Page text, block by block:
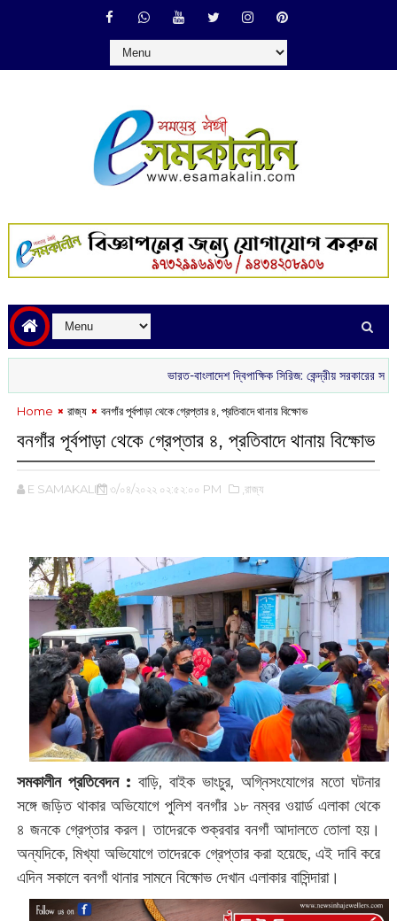
ভারত-বাংলাদেশ দ্বিপাক্ষিক সিরিজ: কেন্দ্রীয় সরকারের সবুজ
Home রাজ্য বনগাঁর পূর্বপাড়া থেকে গ্রেপ্তার ৪, প্রতিবাদে থানায় বিক্ষোভ
বনগাঁর পূর্বপাড়া থেকে গ্রেপ্তার ৪, প্রতিবাদে থানায় বিক্ষোভ
E SAMAKALIN ৩/০৪/২০২২ ০২:৫২:০০ PM ,রাজ্য
সমকালীন প্রতিবেদন : ‌বাড়ি, বাইক ভাংচুর, অগ্নিসংযোগের মতো ঘটনার
সঙ্গে জড়িত থাকার অভিযোগে পুলিশ বনগাঁর ১৮ নম্বর ওয়ার্ড এলাকা থেকে
৪ জনকে গ্রেপ্তার করল। তাদেরকে শুক্রবার বনগাঁ আদালতে তোলা হয়।
অন্যদিকে, মিখ্যা অভিযোগে তাদেরকে গ্রেপ্তার করা হয়েছে, এই দাবি করে
এদিন সকালে বনগাঁ থানার সামনে বিক্ষোভ দেখান এলাকার বাসিন্দারা।